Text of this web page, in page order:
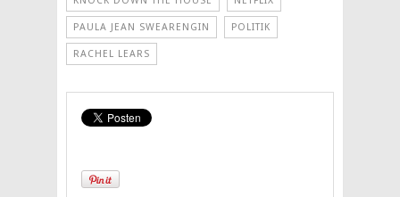
PAULA JEAN SWEARENGIN POLITIK
RACHEL LEARS